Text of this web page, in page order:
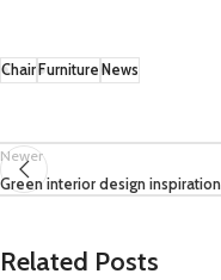
Chair Furniture News
Newer
Green interior design inspiration
Related Posts